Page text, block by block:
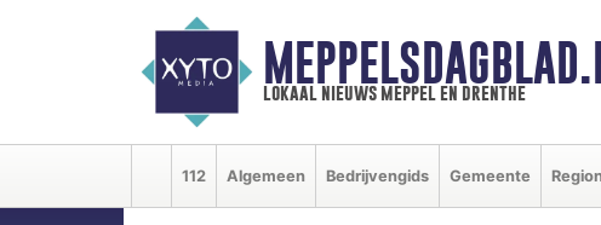
lokaal nieuws meppel en drenthe
112 Algemeen Bedrijvengids Gemeente